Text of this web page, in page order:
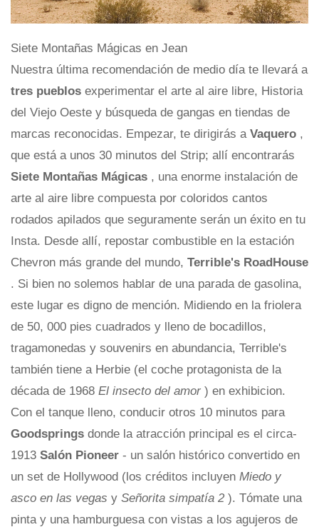
Siete Montañas Mágicas en Jean
Nuestra última recomendación de medio día te llevará a
tres pueblos experimentar el arte al aire libre, Historia
del Viejo Oeste y búsqueda de gangas en tiendas de
marcas reconocidas. Empezar, te dirigirás a Vaquero ,
que está a unos 30 minutos del Strip; allí encontrarás
Siete Montañas Mágicas , una enorme instalación de
arte al aire libre compuesta por coloridos cantos
rodados apilados que seguramente serán un éxito en tu
Insta. Desde allí, repostar combustible en la estación
Chevron más grande del mundo, Terrible's RoadHouse
. Si bien no solemos hablar de una parada de gasolina,
este lugar es digno de mención. Midiendo en la friolera
de 50, 000 pies cuadrados y lleno de bocadillos,
tragamonedas y souvenirs en abundancia, Terrible's
también tiene a Herbie (el coche protagonista de la
década de 1968 El insecto del amor ) en exhibicion.
Con el tanque lleno, conducir otros 10 minutos para
Goodsprings donde la atracción principal es el circa-
1913 Salón Pioneer - un salón histórico convertido en
un set de Hollywood (los créditos incluyen Miedo y
asco en las vegas y Señorita simpatía 2 ). Tómate una
pinta y una hamburguesa con vistas a los agujeros de